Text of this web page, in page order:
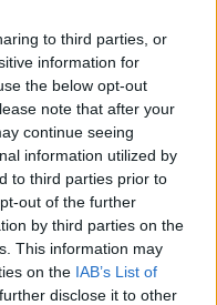
to third parties, or
information for
the below opt-out
note that after your
continue seeing
information utilized by
to third parties prior to
out of the further
by third parties on the
This information may
on the IAB’s List of
disclose it to other
Corriger une erreur